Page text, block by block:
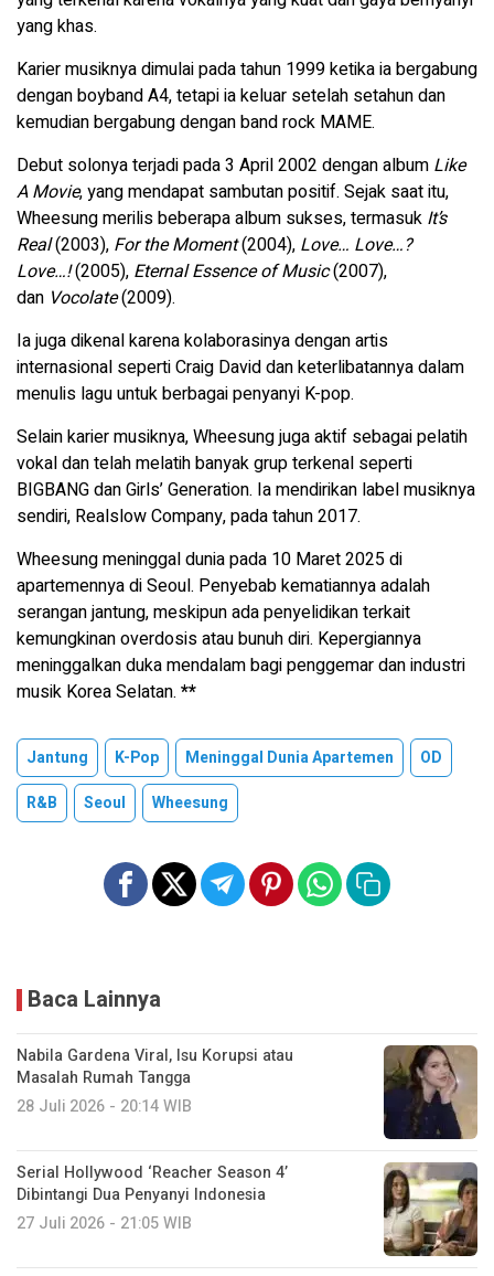
yang khas.
Karier musiknya dimulai pada tahun 1999 ketika ia bergabung
dengan boyband A4, tetapi ia keluar setelah setahun dan
kemudian bergabung dengan band rock MAME.
Debut solonya terjadi pada 3 April 2002 dengan album Like
A Movie, yang mendapat sambutan positif. Sejak saat itu,
Wheesung merilis beberapa album sukses, termasuk It’s
Real(2003), For the Moment(2004), Love… Love…?
Love…!(2005), Eternal Essence of Music(2007),
dan Vocolate(2009).
Ia juga dikenal karena kolaborasinya dengan artis
internasional seperti Craig David dan keterlibatannya dalam
menulis lagu untuk berbagai penyanyi K-pop.
Selain karier musiknya, Wheesung juga aktif sebagai pelatih
vokal dan telah melatih banyak grup terkenal seperti
BIGBANG dan Girls’ Generation. Ia mendirikan label musiknya
sendiri, Realslow Company, pada tahun 2017.
Wheesung meninggal dunia pada 10 Maret 2025 di
apartemennya di Seoul. Penyebab kematiannya adalah
serangan jantung, meskipun ada penyelidikan terkait
kemungkinan overdosis atau bunuh diri. Kepergiannya
meninggalkan duka mendalam bagi penggemar dan industri
musik Korea Selatan. **
Jantung K-Pop Meninggal Dunia Apartemen
OD
R&B
Seoul Wheesung
Baca Lainnya
Nabila Gardena Viral, Isu Korupsi atau
Masalah Rumah Tangga
28 Juli 2026 - 20:14 WIB
Serial Hollywood ‘Reacher Season 4’
Dibintangi Dua Penyanyi Indonesia
27 Juli 2026 - 21:05 WIB